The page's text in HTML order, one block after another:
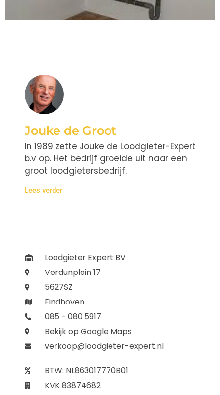
Jouke de Groot
In 1989 zette Jouke de Loodgieter-Expert
b.v op. Het bedrijf groeide uit naar een
groot loodgietersbedrijf.
Lees verder
Loodgieter Expert BV
Verdunplein 17
5627SZ
Eindhoven
085 - 080 5917
Bekijk op Google Maps
verkoop@loodgieter-expert.nl
BTW: NL863017770B01
KVK 83874682